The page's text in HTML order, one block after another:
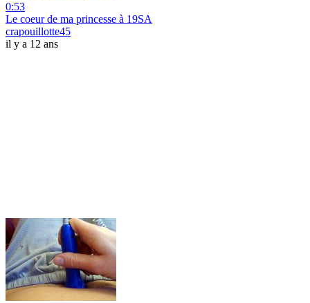
0:53
Le coeur de ma princesse à 19SA
crapouillotte45
il y a 12 ans